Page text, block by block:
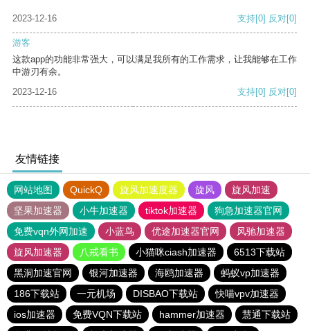
2023-12-16 支持[0] 反对[0]
游客
这款app的功能非常强大，可以满足我所有的工作需求，让我能够在工作
中游刃有余。
2023-12-16
支持[0] 反对[0]
友情链接
网站地图 QuickQ 旋风加速度器 旋风
旋风加速
坚果加速器
小牛加速器 tiktok加速器
狗急加速器官网
免费vqn外网加速
小蓝鸟 优途加速器官网
风驰加速器
旋风加速器
八戒看书 小猫咪ciash加速器
6513下载站
黑洞加速官网
银河加速器 海鸥加速器
蚂蚁vp加速器
186下载站
一元机场 DISBAO下载站
快喵vpv加速器
ios加速器
免费VQN下载站 hammer加速器
慧通下载站